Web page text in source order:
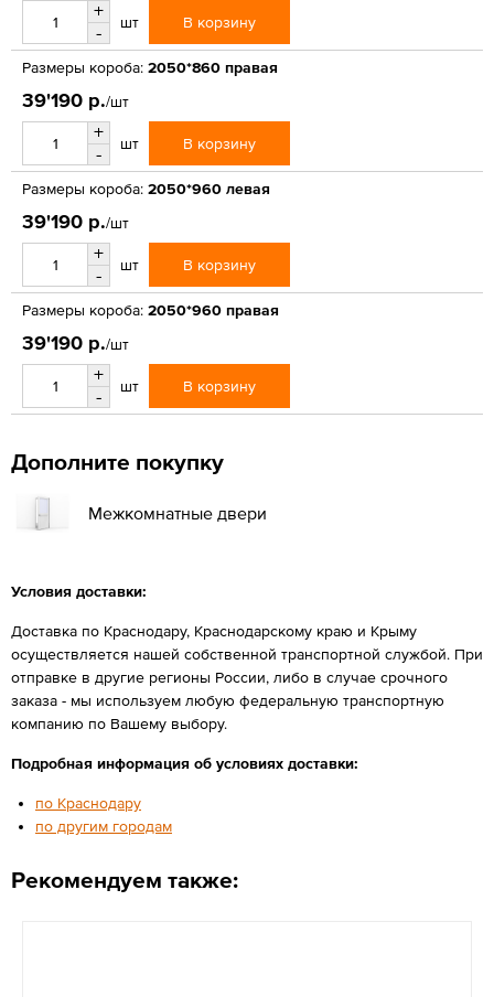
+
-
шт В корзину
Размеры короба: 2050*860 правая
39'190 р./шт
+
-
шт В корзину
Размеры короба: 2050*960 левая
39'190 р./шт
+
-
шт В корзину
Размеры короба: 2050*960 правая
39'190 р./шт
+
-
шт В корзину
Дополните покупку
Межкомнатные двери
Условия доставки:
Доставка по Краснодару, Краснодарскому краю и Крыму
осуществляется нашей собственной транспортной службой. При
отправке в другие регионы России, либо в случае срочного
заказа - мы используем любую федеральную транспортную
компанию по Вашему выбору.
Подробная информация об условиях доставки:
по Краснодару
по другим городам
Рекомендуем также: